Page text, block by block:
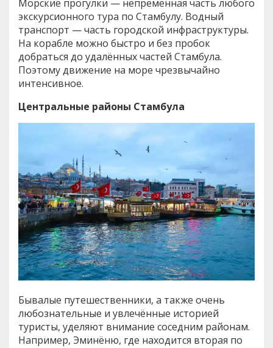
Морские прогулки — непременная часть любого
экскурсионного тура по Стамбулу. Водный
транспорт — часть городской инфраструктуры.
На корабле можно быстро и без пробок
добраться до удалённых частей Стамбула.
Поэтому движение на море чрезвычайно
интенсивное.
Центральные районы Стамбула
Бывалые путешественники, а также очень
любознательные и увлечённые историей
туристы, уделяют внимание соседним районам.
Например, Эминёню, где находится вторая по